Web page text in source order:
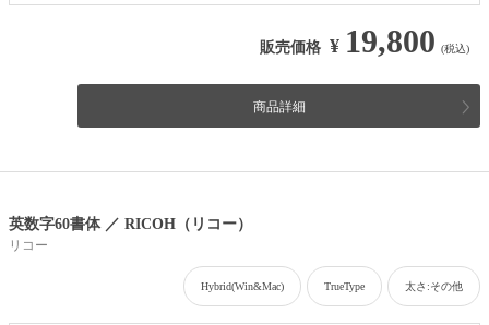
販売価格 ¥ 19,800 (税込)
商品詳細
英数字60書体 ／ RICOH（リコー）
リコー
Hybrid(Win&Mac) TrueType 太さ:その他